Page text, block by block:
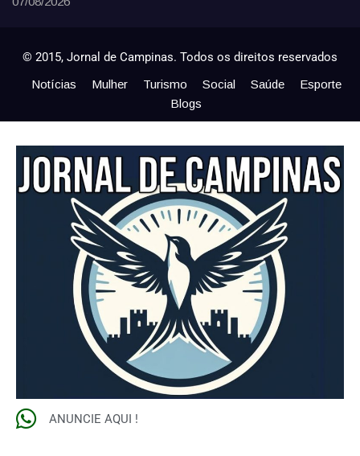
© 2015, Jornal de Campinas. Todos os direitos reservados
Notícias Mulher Turismo Social Saúde
Esporte
Blogs
ANUNCIE AQUI !